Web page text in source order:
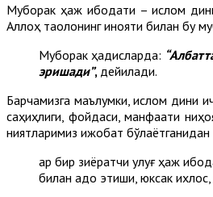
Муборак ҳаж ибодати – ислом
Аллоҳ таолонинг инояти билан бу
Муборак ҳадисларда: “
эришади”, дейилади.
Барчамизга маълумки, ислом дини
саҳиҳлиги, фойдаси, манфаати
ниятларимиз ижобат
Ҳар бир зиёратчи улуғ ҳаж
билан адо этиши, юксак